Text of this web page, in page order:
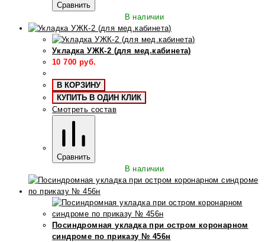
Сравнить
В наличии
Укладка УЖК-2 (для мед.кабинета)
10 700 руб.
В КОРЗИНУ
КУПИТЬ В ОДИН КЛИК
Смотреть состав
Сравнить
В наличии
Посиндромная укладка при остром коронарном
синдроме по приказу № 456н